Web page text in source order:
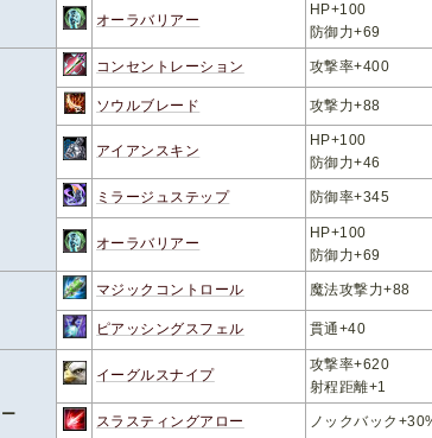
オーラバリアー
HP+100
防御力+69
コンセントレーション 攻撃率+400
ソウルブレード 攻撃力+88
アイアンスキン
HP+100
防御力+46
ミラージュステップ 防御率+345
オーラバリアー
HP+100
防御力+69
マジックコントロール 魔法攻撃力+88
ピアッシングスフェル 貫通+40
イーグルスナイプ
攻撃率+620
射程距離+1
スラスティングアロー ノックバック